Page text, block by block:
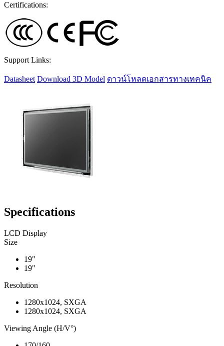
Certifications:
Support Links:
Datasheet Download 3D Model ดาวน์โหลดเอกสารทางเทคนิค
Specifications
LCD Display
Size
19"
19"
Resolution
1280x1024, SXGA
1280x1024, SXGA
Viewing Angle (H/V°)